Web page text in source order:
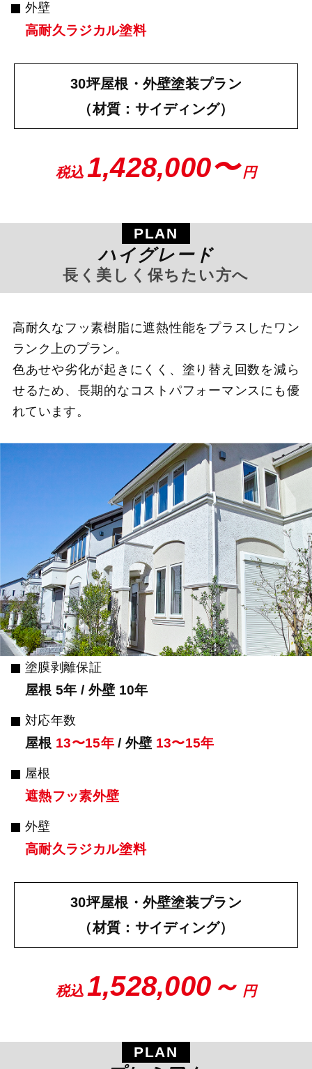
外壁
高耐久ラジカル塗料
30坪屋根・外壁塗装プラン
（材質：サイディング）
税込 1,428,000〜 円
PLAN
ハイグレード
長く美しく保ちたい方へ
高耐久なフッ素樹脂に遮熱性能をプラスしたワン
ランク上のプラン。
色あせや劣化が起きにくく、塗り替え回数を減ら
せるため、長期的なコストパフォーマンスにも優
れています。
塗膜剥離保証
屋根 5年 / 外壁 10年
対応年数
屋根 13〜15年/ 外壁 13〜15年
屋根
遮熱フッ素外壁
外壁
高耐久ラジカル塗料
30坪屋根・外壁塗装プラン
（材質：サイディング）
税込 1,528,000～ 円
PLAN